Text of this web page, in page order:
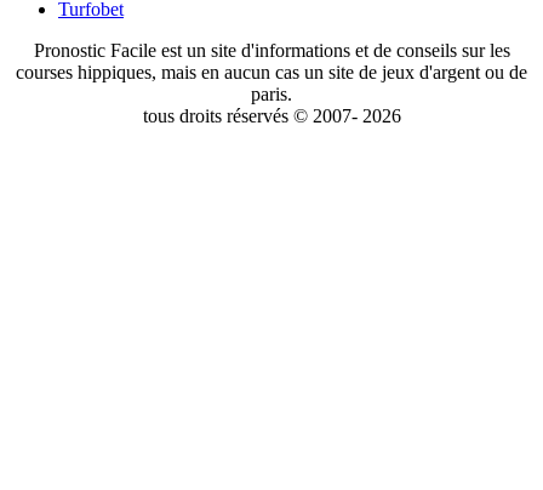
Turfobet
Pronostic Facile est un site d'informations et de conseils sur les
courses hippiques, mais en aucun cas un site de jeux d'argent ou de
paris.
tous droits réservés © 2007- 2026